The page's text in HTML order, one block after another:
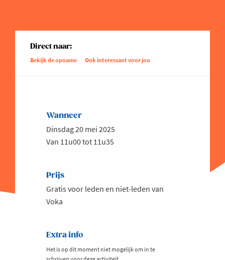
Direct naar:
Bekijk de opname Ook interessant voor jou
Wanneer
Dinsdag 20 mei 2025
Van 11u00 tot 11u35
Prijs
Gratis voor leden en niet-leden van
Voka
Extra info
Het is op dit moment niet mogelijk om in te